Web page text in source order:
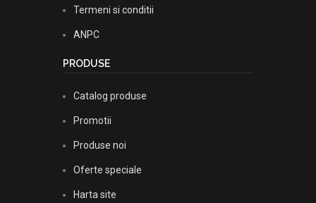
Termeni si conditii
ANPC
PRODUSE
Catalog produse
Promotii
Produse noi
Oferte speciale
Harta site